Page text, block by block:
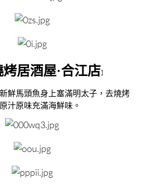
居酒屋·合江店】
鮮馬頭魚身上塞滿明太子，去燒烤
汁原味充滿海鮮味。